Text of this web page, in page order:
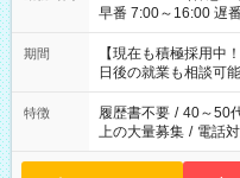
早番 7:00～16:00 遅番 10:00～
い」 「余裕を持って
たくない」 など、ご希望
の方へ 今ご覧のお仕
の勤務時間。 合計で
期間
【現在も積極採用
日後の就業も相談可
特徴 履歴書不要 / 40～50
上の大量募集 / 電話